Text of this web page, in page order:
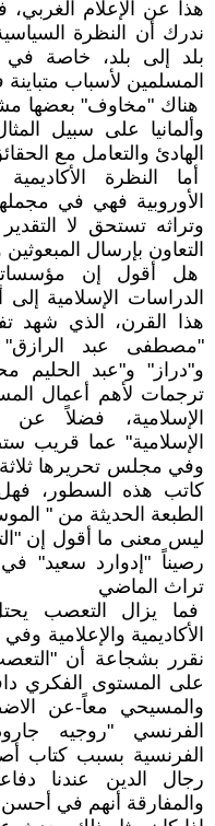
هذا عن الإعلام الغربي،
ندرك أن النظرة
بلد إلى بلد، خاصة في
المسلمين لأسباب متباينة
هناك "مخاوف" بعضها
وألمانيا على سبيل
الهادئ والتعامل مع
أما النظرة
الأوروبية فهي في
وتراثه تستحق لا
التعاون بإرسال المبعوثين
هل أقول إن
الدراسات الإسلامية
هذا القرن، الذي شهد
"مصطفى عبد الرازق"
و"دراز" و"عبد الحليم
ترجمات لأهم أعمال
الإسلامية، فضلاً
الإسلامية" عما قريب
وفي مجلس تحريرها
كاتب هذه السطور،
الطبعة الحديثة من "
ليس معنى ما أقول إن
رصيناً "إدوارد سعيد"
تراث الماضي
فما يزال التعصب
الأكاديمية والإعلامية
نقرر بشجاعة أن
على المستوى الفكري
والمسيحي معاً-عن
الفرنسي "روجيه
الفرنسية بسبب كتاب
رجال الدين عندنا
والمفارقة أنهم في